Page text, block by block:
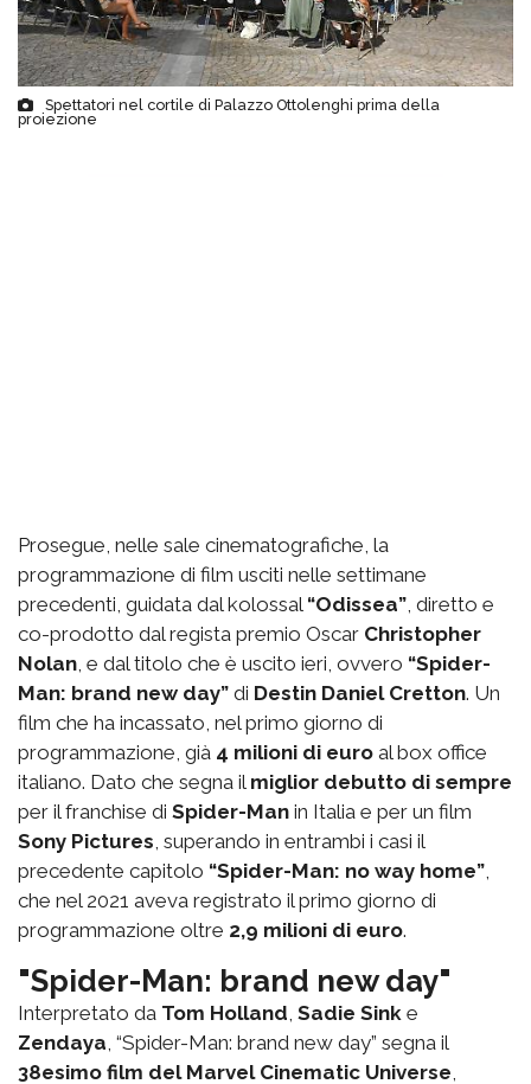
Spettatori nel cortile di Palazzo Ottolenghi prima della
proiezione
Prosegue, nelle sale cinematografiche, la
programmazione di film usciti nelle settimane
precedenti, guidata dal kolossal “Odissea”, diretto e
co-prodotto dal regista premio Oscar Christopher
Nolan, e dal titolo che è uscito ieri, ovvero “Spider-
Man: brand new day” di Destin Daniel Cretton. Un
film che ha incassato, nel primo giorno di
programmazione, già 4 milioni di euro al box office
italiano. Dato che segna il miglior debutto di sempre
per il franchise di Spider-Man in Italia e per un film
Sony Pictures, superando in entrambi i casi il
precedente capitolo “Spider-Man: no way home”,
che nel 2021 aveva registrato il primo giorno di
programmazione oltre 2,9 milioni di euro.
"Spider-Man: brand new day"
Interpretato da Tom Holland, Sadie Sink e
Zendaya, “Spider-Man: brand new day” segna il
38esimo film del Marvel Cinematic Universe,